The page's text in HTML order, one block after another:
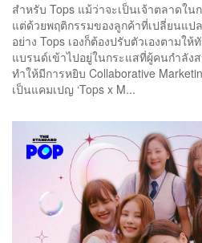
สำหรับ Tops แม้ว่าจะเป็นเจ้าตลาดใ
แต่ด้วยพฤติกรรมของลูกค้าที่เปลี่ยนแป
อย่าง Tops เองก็ต้องปรับตัวเองตาม
แบรนด์เข้าไปอยู่ในกระแสที่ผู้คนกำลัง
ทำให้มีการหยิบ Collaborative
เป็นแคมเปญ ‘Tops x M...